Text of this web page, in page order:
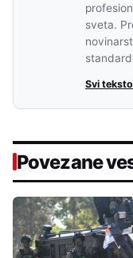
sveta.
Svi
Povezane